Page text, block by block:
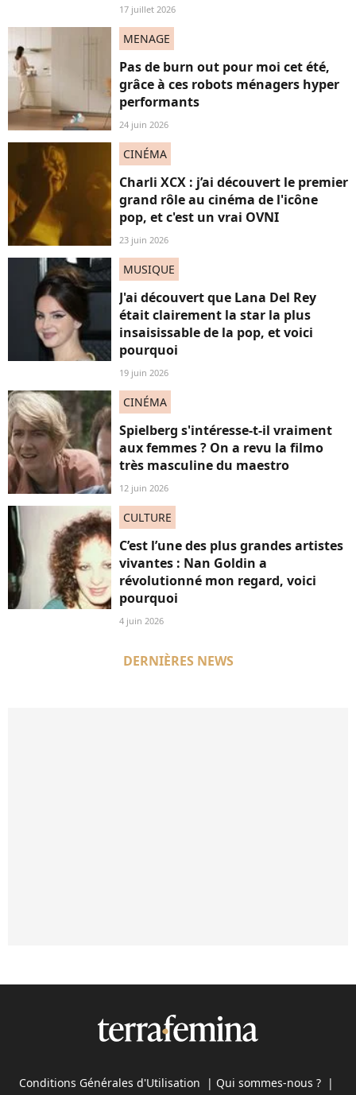
17 juillet 2026
MENAGE
Pas de burn out pour moi cet été,
grâce à ces robots ménagers hyper
performants
24 juin 2026
CINÉMA
Charli XCX : j’ai découvert le premier
grand rôle au cinéma de l'icône
pop, et c'est un vrai OVNI
23 juin 2026
MUSIQUE
J'ai découvert que Lana Del Rey
était clairement la star la plus
insaisissable de la pop, et voici
pourquoi
19 juin 2026
CINÉMA
Spielberg s'intéresse-t-il vraiment
aux femmes ? On a revu la filmo
très masculine du maestro
12 juin 2026
CULTURE
C’est l’une des plus grandes artistes
vivantes : Nan Goldin a
révolutionné mon regard, voici
pourquoi
4 juin 2026
DERNIÈRES NEWS
Conditions Générales d'Utilisation | Qui sommes-nous ? |